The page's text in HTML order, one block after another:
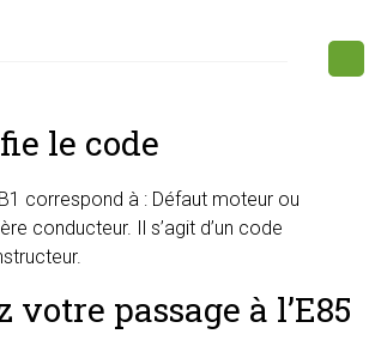
le code
correspond à : Défaut moteur ou
conducteur. Il s’agit d’un code
votre passage à l’E85